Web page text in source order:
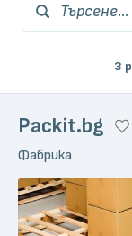
Търсене...
3
Packit.bg
Фабрика